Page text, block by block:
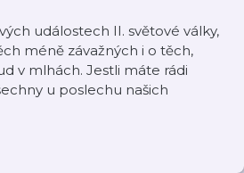
událostech II. světové války,
méně závažných i o těch,
v mlhách. Jestli máte rádi
u poslechu našich